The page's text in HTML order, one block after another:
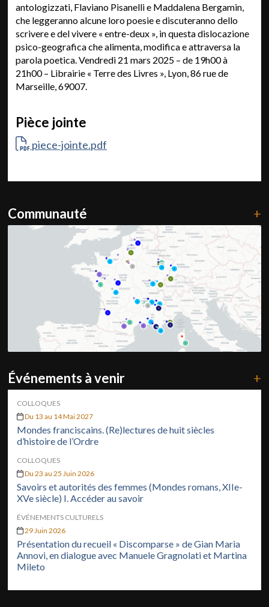
antologizzati, Flaviano Pisanelli e Maddalena Bergamin,
che leggeranno alcune loro poesie e discuteranno dello
scrivere e del vivere « entre-deux », in questa dislocazione
psico-geografica che alimenta, modifica e attraversa la
parola poetica. Vendredi 21 mars 2025 – de 19h00 à
21h00 – Librairie « Terre des Livres », Lyon, 86 rue de
Marseille, 69007.
Pièce jointe
piece-jointe.pdf
Communauté +
Événements à venir +
COLLOQUES
Du 13 au 14 Mai 2027
Mondes franciscains. (Re)lectures de huit siècles
d’histoire de l’Ordre
COLLOQUES
Du 23 au 25 Juin 2026
Savoirs et autorités des femmes (Mondes romans, XIIe-
XVe siècle) I. Accéder au savoir
ÉVÉNEMENTS CULTURELS
29 Juin 2026
Présentation du recueil « Discomparse » de Gian Maria
Annovi, en dialogue avec Manuele Gragnolati et Martina
Mileto